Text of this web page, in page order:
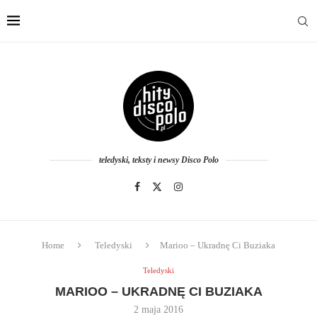
teledyski, teksty i newsy Disco Polo
Home Teledyski Marioo – Ukradnę Ci Buziaka
Teledyski
MARIOO – UKRADNĘ CI BUZIAKA
2 maja 2016